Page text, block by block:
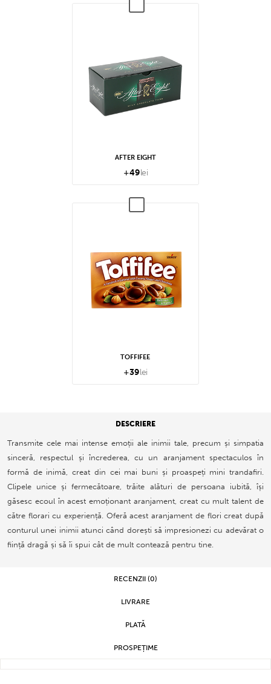
AFTER EIGHT
+49lei
TOFFIFEE
+39lei
DESCRIERE
Transmite cele mai intense emoții ale inimii tale, precum și simpatia
sinceră, respectul și încrederea, cu un aranjament spectaculos în
formă de inimă, creat din cei mai buni și proaspeți mini trandafiri.
Clipele unice și fermecătoare, trăite alături de persoana iubită, își
găsesc ecoul în acest emoționant aranjament, creat cu mult talent de
către florari cu experiență. Oferă acest aranjament de flori creat după
conturul unei inimii atunci când dorești să impresionezi cu adevărat o
ființă dragă și să îi spui cât de mult contează pentru tine.
RECENZII (0)
LIVRARE
PLATĂ
PROSPEȚIME